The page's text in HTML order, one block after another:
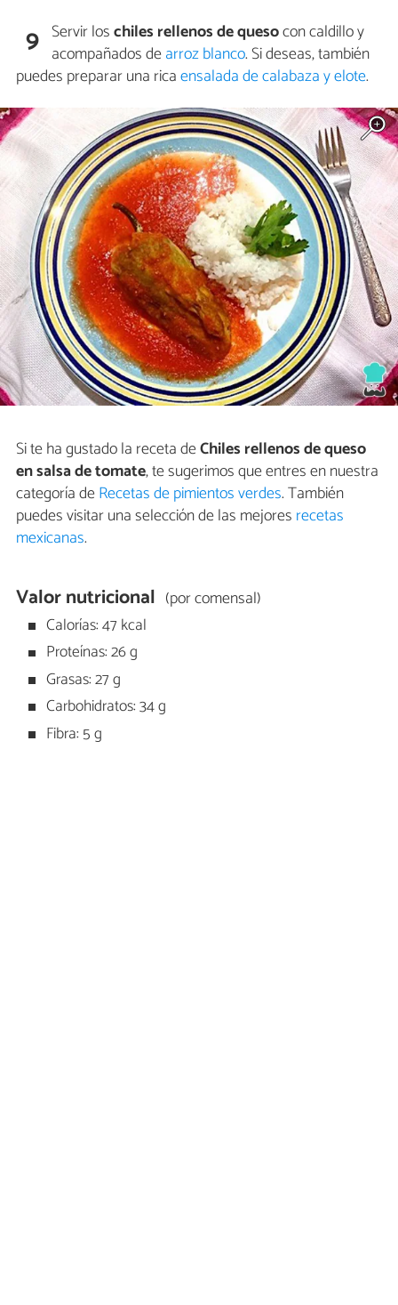
9 Servir loschiles rellenos de quesocon caldillo y
acompañados dearroz blanco. Si deseas, también
puedes preparar una ricaensalada de calabaza y elote.
Si te ha gustado la receta deChiles rellenos de queso
en salsa de tomate, te sugerimos que entres en nuestra
categoría deRecetas de pimientos verdes. También
puedes visitar una selección de las mejores recetas
mexicanas.
Valor nutricional (por comensal)
Calorías: 47 kcal
Proteínas: 26 g
Grasas: 27 g
Carbohidratos: 34 g
Fibra: 5 g